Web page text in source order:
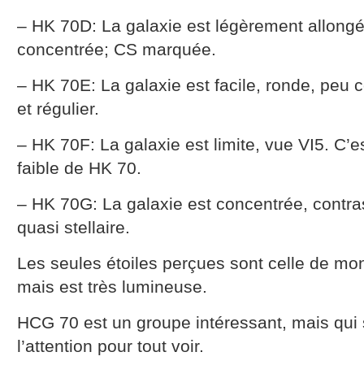
– HK 70D: La galaxie est légèrement
concentrée; CS marquée.
– HK 70E: La galaxie est facile, ronde, peu
et régulier.
– HK 70F: La galaxie est limite, vue VI5.
faible de HK 70.
– HK 70G: La galaxie est concentrée,
quasi stellaire.
Les seules étoiles perçues sont celle de
mais est très lumineuse.
HCG 70 est un groupe intéressant, mais
l’attention pour tout voir.